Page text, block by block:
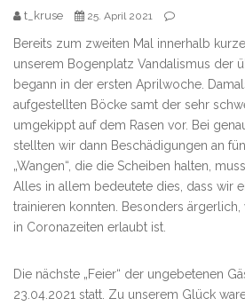
t_kruse 25. April 2021
Bereits zum zweiten Mal innerhalb
unserem Bogenplatz Vandalismus der
begann in der ersten Aprilwoche.
aufgestellten Böcke samt der sehr
umgekippt auf dem Rasen vor. Bei
stellten wir dann Beschädigungen an
„Wangen“, die die Scheiben halten,
Alles in allem bedeutete dies, dass wir
trainieren konnten. Besonders
in Coronazeiten erlaubt ist.
Die nächste „Feier“ der ungebetenen
23.04.2021 statt. Zu unserem Glück